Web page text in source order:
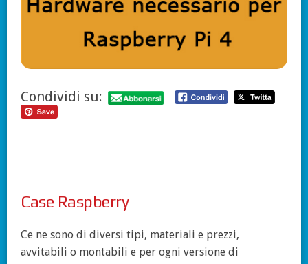
Condividi su:
Case Raspberry
Ce ne sono di diversi tipi, materiali e prezzi,
avvitabili o montabili e per ogni versione di